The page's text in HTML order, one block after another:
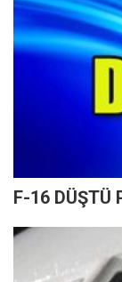
F-16 DÜŞTÜ